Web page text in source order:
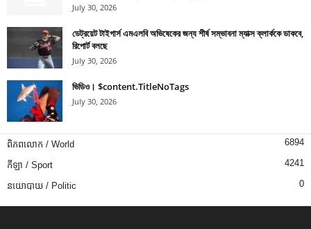
July 30, 2026
ডেট্রয়েট টাইগার্স এমএলবি অভিষেকের জন্য শীর্ষ সম্ভাবনা ম্যাক্স ক্লার্ককে ডাকবে,
রিপোর্ট বলছে
July 30, 2026
ভিডিও। $content.TitleNoTags
July 30, 2026
ពិភពលោក / World 6894
កីឡា / Sport 4241
នយោបាយ / Politic 0